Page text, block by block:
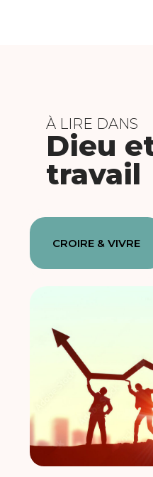
À LIRE DANS
Dieu
travail
CROIRE & VIVRE